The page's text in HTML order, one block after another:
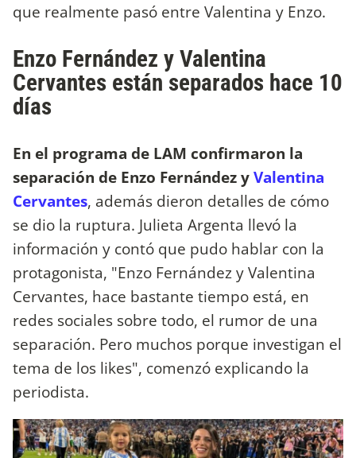
que realmente pasó entre Valentina y Enzo.
Enzo Fernández y Valentina
Cervantes están separados hace 10
días
En el programa de LAM confirmaron la
separación de Enzo Fernández yValentina
Cervantes, además dieron detalles de cómo
se dio la ruptura. Julieta Argenta llevó la
información y contó que pudo hablar con la
protagonista, "Enzo Fernández y Valentina
Cervantes, hace bastante tiempo está, en
redes sociales sobre todo, el rumor de una
separación. Pero muchos porque investigan el
tema de los likes", comenzó explicando la
periodista.